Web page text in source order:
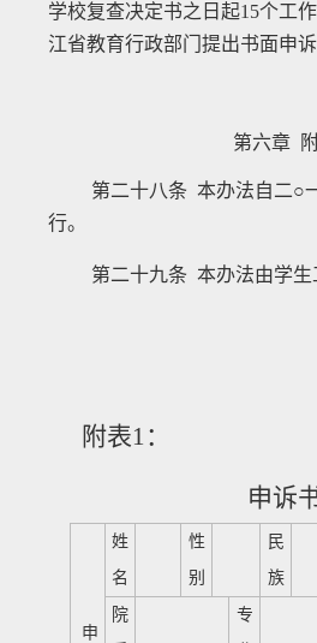
学校复查决定书之日起15个工
江省教育行政部门提出书面申诉
第六章
第二十八条 本办法自二○
行。
第二十九条 本办法由学生
附表1 ：
申诉
申
姓
名
性
别
民
族
院
专